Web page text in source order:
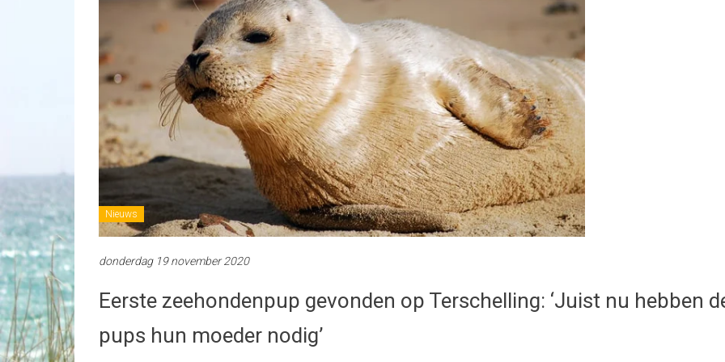
Nieuws
donderdag 19 november 2020
Eerste zeehondenpup gevonden op Terschelling: ‘Juist nu hebben
pups hun moeder nodig’